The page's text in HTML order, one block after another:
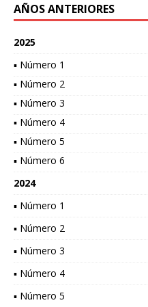
AÑOS ANTERIORES
2025
▪ Número 1
▪ Número 2
▪ Número 3
▪ Número 4
▪ Número 5
▪ Número 6
2024
▪ Número 1
▪ Número 2
▪ Número 3
▪ Número 4
▪ Número 5